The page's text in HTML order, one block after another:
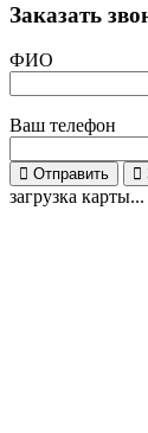
Заказать
ФИО
Ваш телефон
Отправить
загрузка карты...